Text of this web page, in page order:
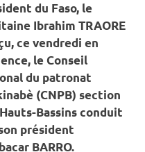
du Faso, le
Ibrahim TRAORE
ce vendredi en
le Conseil
du patronat
(CNPB) section
Bassins conduit
président
BARRO.